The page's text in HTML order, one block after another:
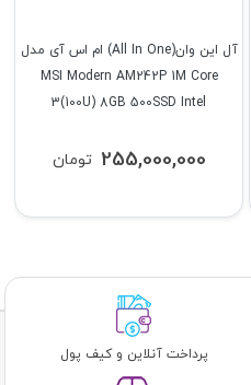
آل این وان(All In One) ام اس آی مدل
MSI Modern AM242P 1M Core
3(100U) 8GB 500SSD Intel
تومان 255,000,000
پرداخت آنلاین و کیف پول